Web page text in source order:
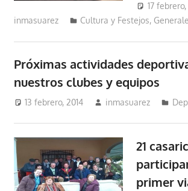
17 febrero,
inmasuarez
Cultura y Festejos,
Próximas actividades
nuestros clubes y equipos
13 febrero, 2014 inmasuarez
21
primer